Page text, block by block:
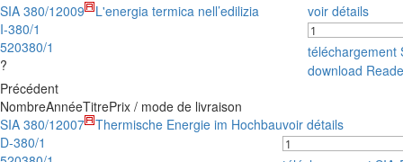
SIA 380/1
I-380/1
520380/1
?
2009 L'energia termica nell’edilizia voir détails
téléchargement
download
Précédent
NombreAnnéeTitrePrix / mode de livraison
SIA 380/1
D-380/1
2007 Thermische Energie im Hochbauvoir détails